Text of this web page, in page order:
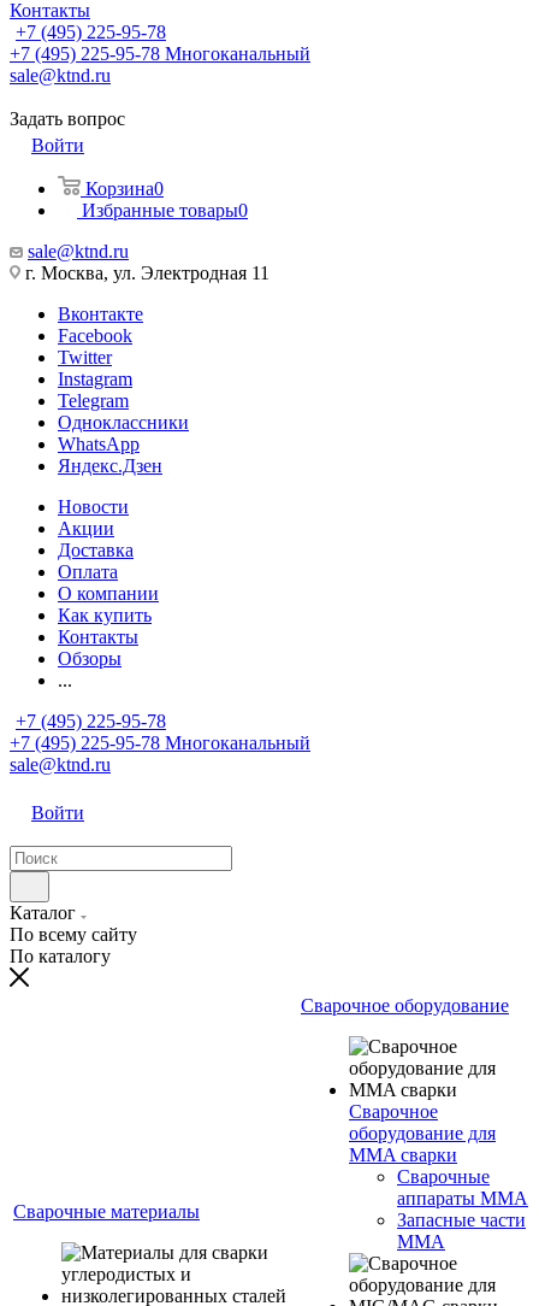
Контакты
+7 (495) 225-95-78
+7 (495) 225-95-78 Многоканальный
sale@ktnd.ru
Задать вопрос
Войти
Корзина0
Избранные товары0
sale@ktnd.ru
г. Москва, ул. Электродная 11
Вконтакте
Facebook
Twitter
Instagram
Telegram
Одноклассники
WhatsApp
Яндекс.Дзен
Новости
Акции
Доставка
Оплата
О компании
Как купить
Контакты
Обзоры
...
+7 (495) 225-95-78
+7 (495) 225-95-78 Многоканальный
sale@ktnd.ru
Войти
Каталог
По всему сайту
По каталогу
Сварочные материалы
Сварочное оборудование
Сварочное
оборудование для
MMA сварки
Сварочные
аппараты MMA
Запасные части
MMA